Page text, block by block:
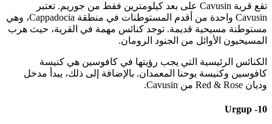
تقع قرية Cavusin على بعد كيلومترين فقط من جوريم. تعتبر
Cavusin واحدة من أقدم المستوطنات في منطقة Cappadocia، وهي
مستوطنة مسيحية قديمة. توجد كنائس مهمة في القرية، حيث هرب
المسيحيون الأوائل من الجنود الرومان.
الكنائس الرئيسية التي يجب رؤيتها في كافوسين هي كنيسة
كافوسين وكنيسة يوحنا المعمدان. بالإضافة إلى ذلك، يبدأ مدخل
وديان Red & Rose من Cavusin.
10- Urgup